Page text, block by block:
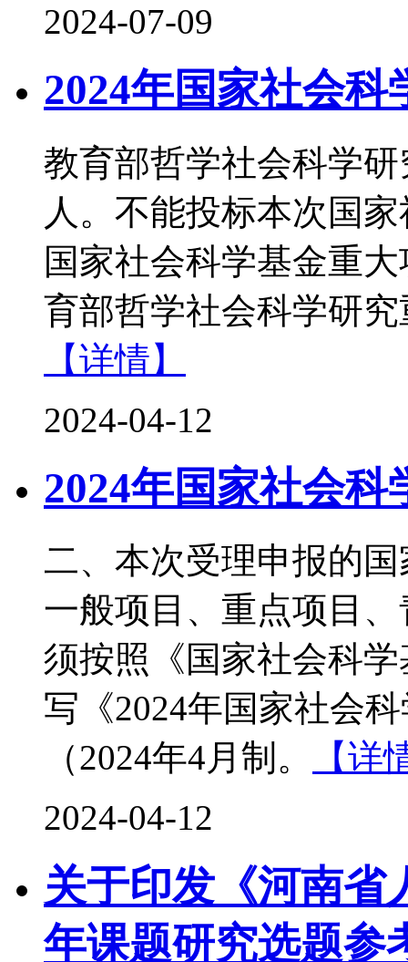
2024-07-09
2024年国家社会
教育部哲学社会科学
人。不能投标本次国
国家社会科学基金重
育部哲学社会科学研
【详情】
2024-04-12
2024年国家社会
二、本次受理申报的
一般项目、重点项目
须按照《国家社会科
写《2024年国家社会
（2024年4月制。
【详
2024-04-12
关于印发《河南省
年课题研究选题参